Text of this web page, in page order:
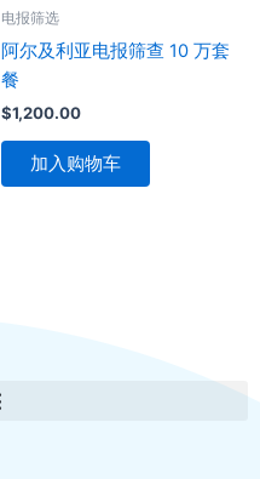
电报筛选
阿尔及利亚电报筛查 10 万套
餐
$1,200.00
加入购物车